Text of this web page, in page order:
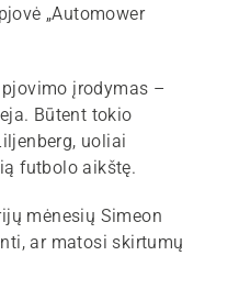
„Automower
įrodymas –
Būtent tokio
uoliai
futbolo aikštę.
mėnesių Simeon
ar matosi skirtumų